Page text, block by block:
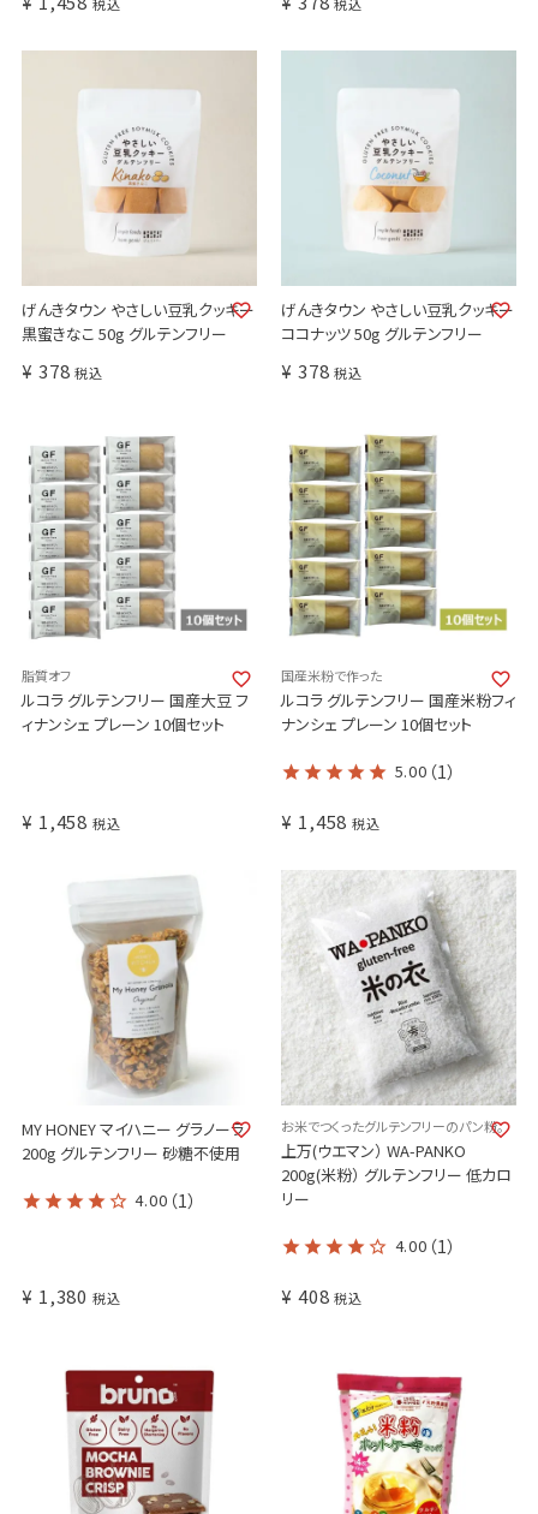
税込 税込
げんきタウン やさしい豆乳クッキー
黒蜜きなこ 50g グルテンフリー
¥ 378 税込
げんきタウン やさしい豆乳クッキー
ココナッツ 50g グルテンフリー
¥ 378 税込
脂質オフ
ルコラ グルテンフリー 国産大豆 フ
ィナンシェ プレーン 10個セット
¥ 1,458 税込
国産米粉で作った
ルコラ グルテンフリー 国産米粉フィ
ナンシェ プレーン 10個セット
5.00 （1）
¥ 1,458 税込
MY HONEY マイハニー グラノーラ
200g グルテンフリー 砂糖不使用
4.00 （1）
¥ 1,380 税込
お米でつくったグルテンフリーのパン粉。
上万(ウエマン） WA-PANKO
200g(米粉） グルテンフリー 低カロ
リー
4.00 （1）
¥ 408 税込